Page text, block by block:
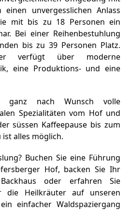
unvergesslichen Anlass
mit bis zu 18 Personen ein
Bei einer Reihenbestuhlung
bis zu 39 Personen Platz.
verfügt über moderne
eine Produktions- und eine
ganz nach Wunsch volle
Spezialitäten vom Hof und
süssen Kaffeepause bis zum
alles möglich.
Buchen Sie eine Führung
Hof, backen Sie Ihr
oder erfahren Sie
die Heilkräuter auf unseren
einfacher Waldspaziergang